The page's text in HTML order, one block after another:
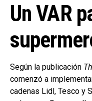
Un VAR
Según la publicación
comenzó a
cadenas Lidl, Tesco y